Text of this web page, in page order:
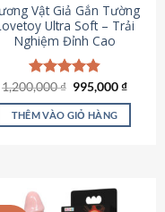
Vật Giả Gắn Tường
Ultra Soft – Trải
Nghiệm Đỉnh Cao
Được xếp
hạng4.82
5 sao
1,200,000₫ Giá
là:
1,200,000 ₫.
995,000₫Giá
tại
THÊM VÀO GIỎ HÀNG